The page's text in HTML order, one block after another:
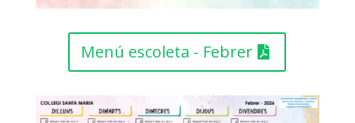
Menú escoleta - Febrer